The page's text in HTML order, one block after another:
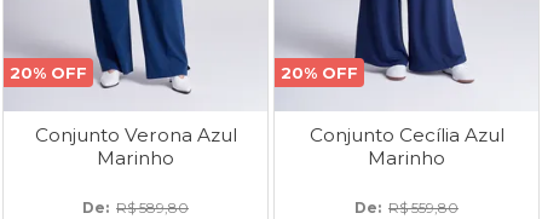
20% OFF
Conjunto Verona Azul
Marinho
De: R$ 589,80
20% OFF
Conjunto Cecília Azul
Marinho
De: R$ 559,80